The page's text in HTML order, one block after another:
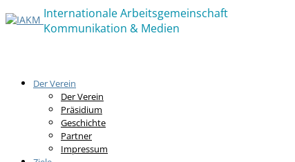
Der Verein
Der Verein
Präsidium
Geschichte
Partner
Impressum